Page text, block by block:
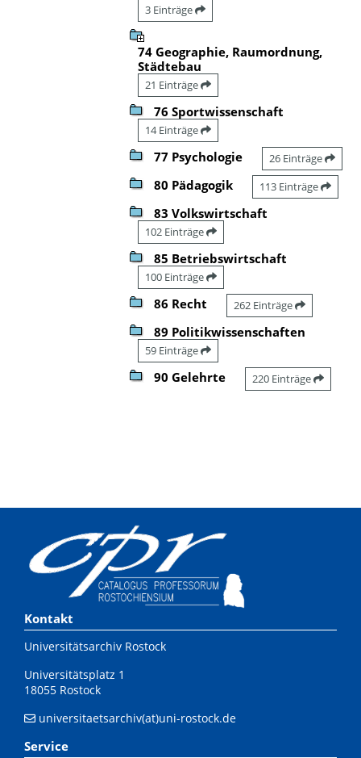
3 Einträge
74 Geographie, Raumordnung,
Städtebau
21 Einträge
76 Sportwissenschaft
14 Einträge
77 Psychologie 26 Einträge
80 Pädagogik 113 Einträge
83 Volkswirtschaft
102 Einträge
85 Betriebswirtschaft
100 Einträge
86 Recht 262 Einträge
89 Politikwissenschaften
59 Einträge
90 Gelehrte 220 Einträge
Kontakt
Universitätsarchiv Rostock
Universitätsplatz 1
18055 Rostock
universitaetsarchiv(at)uni-rostock.de
Service